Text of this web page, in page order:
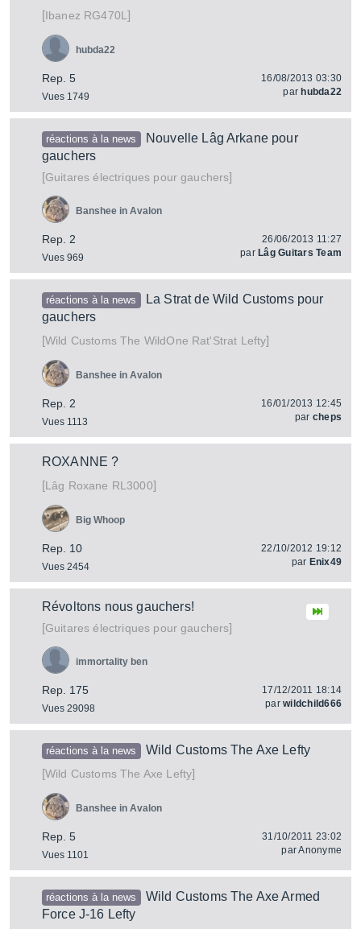
[ Ibanez RG470L]
Rep. 5
Vues 1749
hubda22
16/08/2013 03:30
par hubda22
réactions à la news
Nouvelle Lâg Arkane pour
gauchers
[Guitares électriques pour gauchers]
Rep. 2
Vues 969
Banshee in Avalon
26/06/2013 11:27
par Lâg Guitars Team
réactions à la news
La Strat de Wild Customs pour
gauchers
[Wild CustomsThe WildOne Rat'Strat Lefty]
Rep. 2
Vues 1113
Banshee in Avalon
16/01/2013 12:45
par cheps
ROXANNE ?
[Lâg Roxane RL3000]
Rep. 10
Vues 2454
Big Whoop
22/10/2012 19:12
par Enix49
Révoltons nous gauchers!
[Guitares électriques pour gauchers]
Rep. 175
Vues 29098
immortality ben
17/12/2011 18:14
parwildchild666
réactions à la news
Wild Customs The Axe Lefty
[Wild CustomsThe Axe Lefty]
Rep. 5
Vues 1101
Banshee in Avalon
31/10/2011 23:02
parAnonyme
réactions à la news
Wild Customs The Axe Armed
Force J-16 Lefty